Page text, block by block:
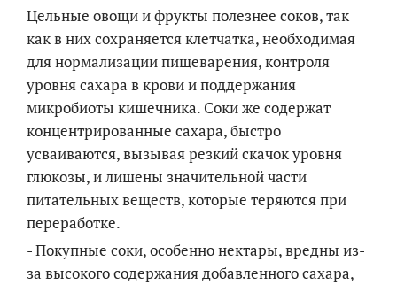
Цельные овощи и фрукты полезнее соков, так
как в них сохраняется клетчатка, необходимая
для нормализации пищеварения, контроля
уровня сахара в крови и поддержания
микробиоты кишечника. Соки же содержат
концентрированные сахара, быстро
усваиваются, вызывая резкий скачок уровня
глюкозы, и лишены значительной части
питательных веществ, которые теряются при
переработке.
- Покупные соки, особенно нектары, вредны из-
за высокого содержания добавленного сахара,